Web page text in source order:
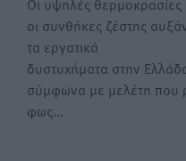
οι συνθήκες ζέστης
τα εργατικά
δυστυχήματα στην
σύμφωνα με μελέτη που
φως…